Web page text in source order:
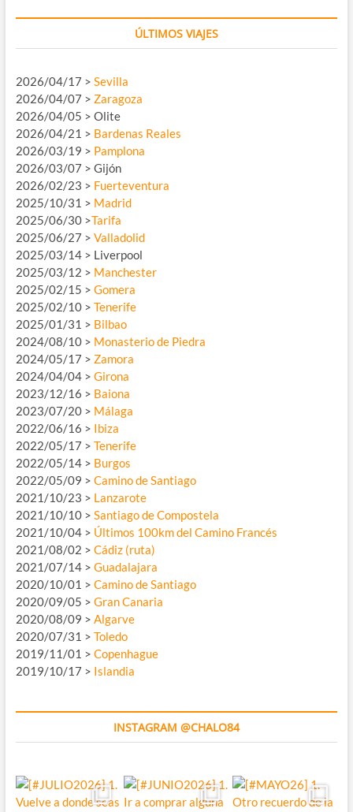
ÚLTIMOS VIAJES
2026/04/17 > Sevilla
2026/04/07 > Zaragoza
2026/04/05 > Olite
2026/04/21 > Bardenas Reales
2026/03/19 > Pamplona
2026/03/07 > Gijón
2026/02/23 > Fuerteventura
2025/10/31 > Madrid
2025/06/30 >Tarifa
2025/06/27 > Valladolid
2025/03/14 > Liverpool
2025/03/12 > Manchester
2025/02/15 > Gomera
2025/02/10 > Tenerife
2025/01/31 > Bilbao
2024/08/10 > Monasterio de Piedra
2024/05/17 > Zamora
2024/04/04 > Girona
2023/12/16 > Baiona
2023/07/20 > Málaga
2022/06/16 > Ibiza
2022/05/17 > Tenerife
2022/05/14 > Burgos
2022/05/09 > Camino de Santiago
2021/10/23 > Lanzarote
2021/10/10 > Santiago de Compostela
2021/10/04 > Últimos 100km del Camino Francés
2021/08/02 > Cádiz (ruta)
2021/07/14 > Guadalajara
2020/10/01 > Camino de Santiago
2020/09/05 > Gran Canaria
2020/08/09 > Algarve
2020/07/31 > Toledo
2019/11/01 > Copenhague
2019/10/17 > Islandia
INSTAGRAM @CHALO84